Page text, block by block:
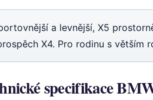
a levnější, X5
X4. Pro rodinu s větším
specifikace